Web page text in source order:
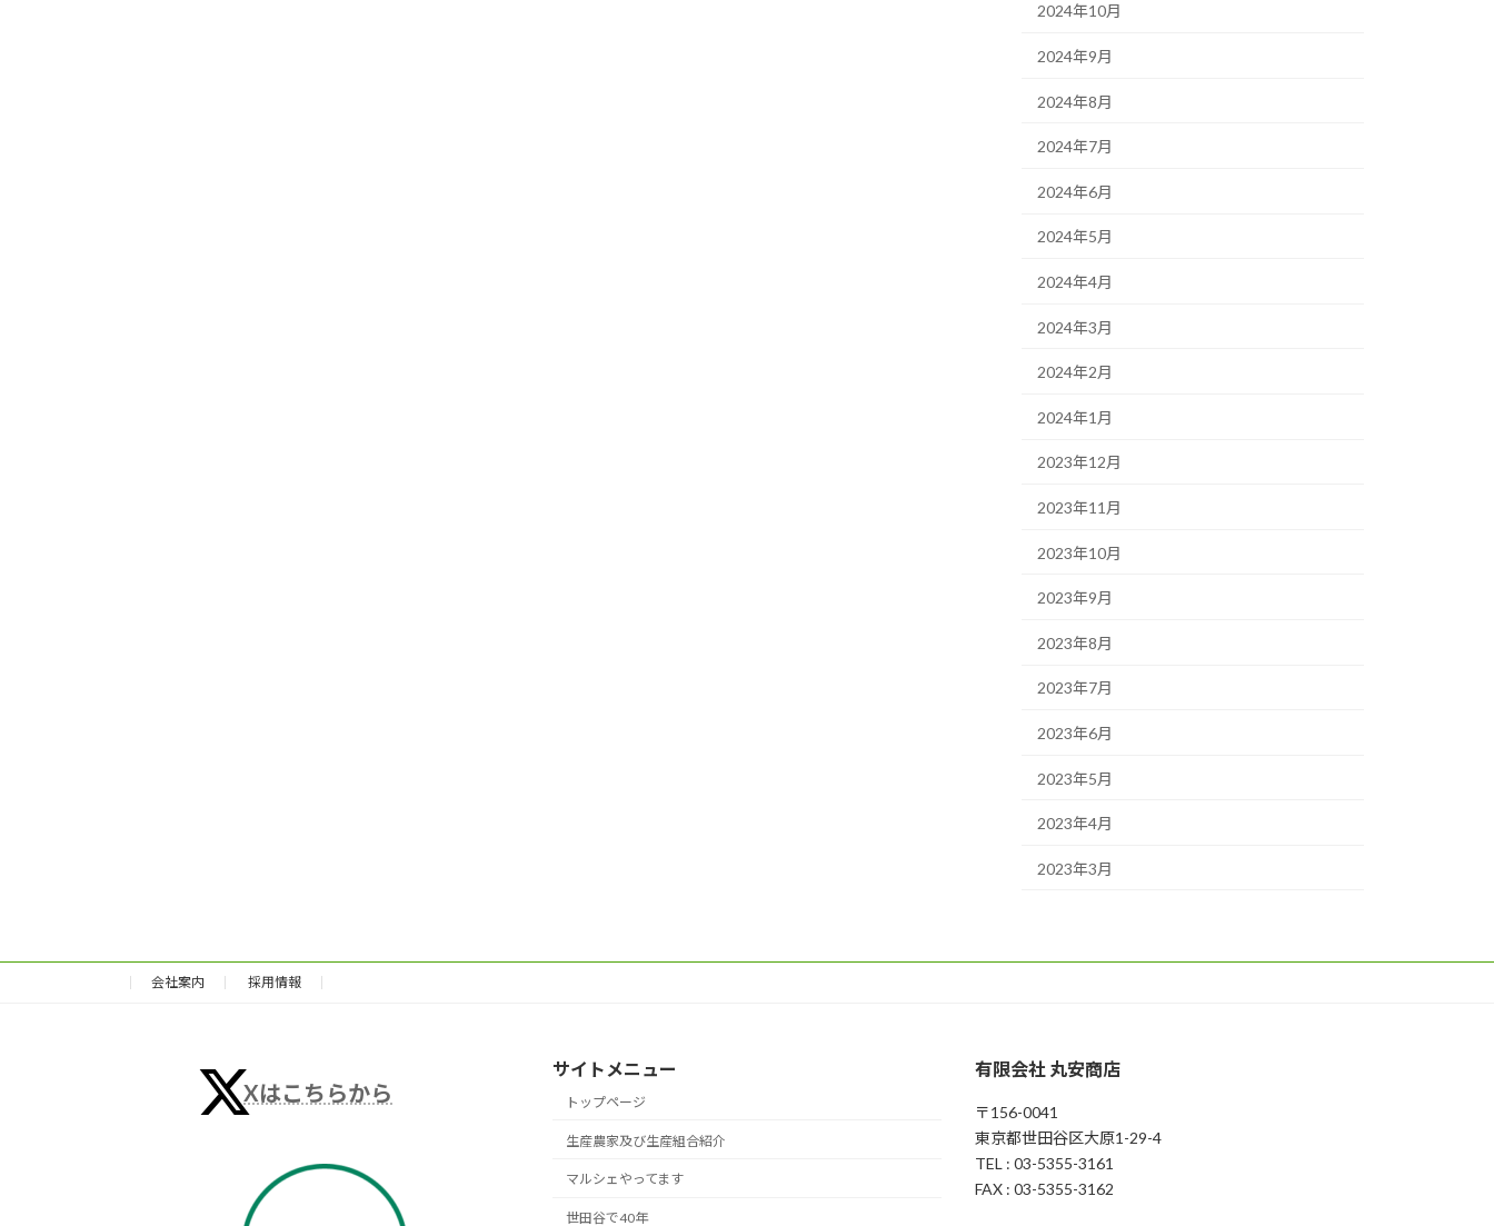
2024年10月
2024年9月
2024年8月
2024年7月
2024年6月
2024年5月
2024年4月
2024年3月
2024年2月
2024年1月
2023年12月
2023年11月
2023年10月
2023年9月
2023年8月
2023年7月
2023年6月
2023年5月
2023年4月
2023年3月
会社案内 採用情報
Xはこちらから
サイトメニュー
トップページ
生産農家及び生産組合紹介
マルシェやってます
世田谷で40年
有限会社 丸安商店
〒156-0041
東京都世田谷区大原1-29-4
TEL : 03-5355-3161
FAX : 03-5355-3162